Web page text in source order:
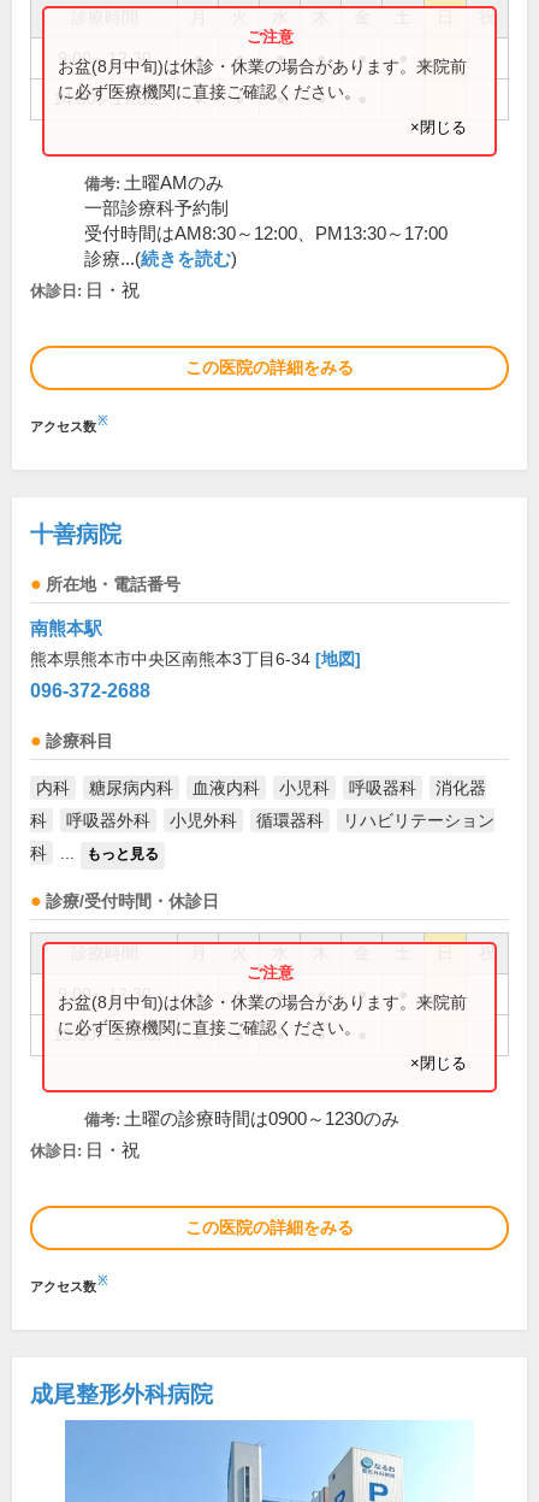
祝
9:00～12:30 ● ● ● ● ●
14:00～17:30 ● ● ● ●
お盆(8月中旬)は休診・休業の場合があります。来院前
に必ず医療機関に直接ご確認ください。
×閉じる
備考: 土曜AMのみ
一部診療科予約制
受付時間はAM8:30～12:00、PM13:30～17:00
診療...(続きを読む)
休診日: 日・祝
この医院の詳細をみる
アクセス数※
十善病院
所在地・電話番号
南熊本駅
熊本県熊本市中央区南熊本3丁目6-34 [地図]
096-372-2688
診療科目
内科 糖尿病内科 血液内科 小児科 呼吸器科
消化器
科
呼吸器外科 小児外科 循環器科
リハビリテーション
科
もっと見る
診療/受付時間・休診日
祝
9:00～12:30 ● ● ● ● ●
13:30～17:30 ● ● ● ●
お盆(8月中旬)は休診・休業の場合があります。来院前
に必ず医療機関に直接ご確認ください。
×閉じる
備考: 土曜の診療時間は0900～1230のみ
休診日: 日・祝
この医院の詳細をみる
アクセス数※
成尾整形外科病院